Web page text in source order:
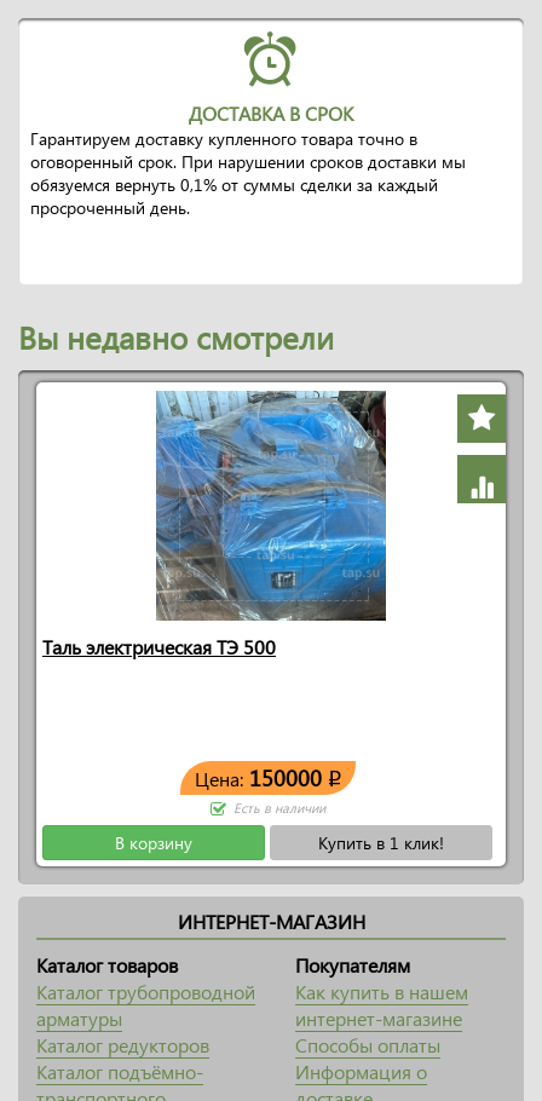
ДОСТАВКА В СРОК
Гарантируем доставку купленного товара точно в
оговоренный срок. При нарушении сроков доставки мы
обязуемся вернуть 0,1% от суммы сделки за каждый
просроченный день.
Вы недавно смотрели
Таль электрическая ТЭ 500
Цена: 150000 q
Есть в наличии
В корзину Купить в 1 клик!
ИНТЕРНЕТ-МАГАЗИН
Каталог товаров
Каталог трубопроводной
арматуры
Каталог редукторов
Каталог подъёмно-
Покупателям
Как купить в нашем
интернет-магазине
Способы оплаты
Информация о